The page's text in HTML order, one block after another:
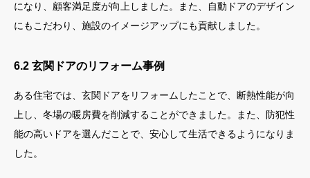
になり、顧客満足度が向上しました。また、自動ドアのデザイン
にもこだわり、施設のイメージアップにも貢献しました。
6.2 玄関ドアのリフォーム事例
ある住宅では、玄関ドアをリフォームしたことで、断熱性能が向
上し、冬場の暖房費を削減することができました。また、防犯性
能の高いドアを選んだことで、安心して生活できるようになりま
した。